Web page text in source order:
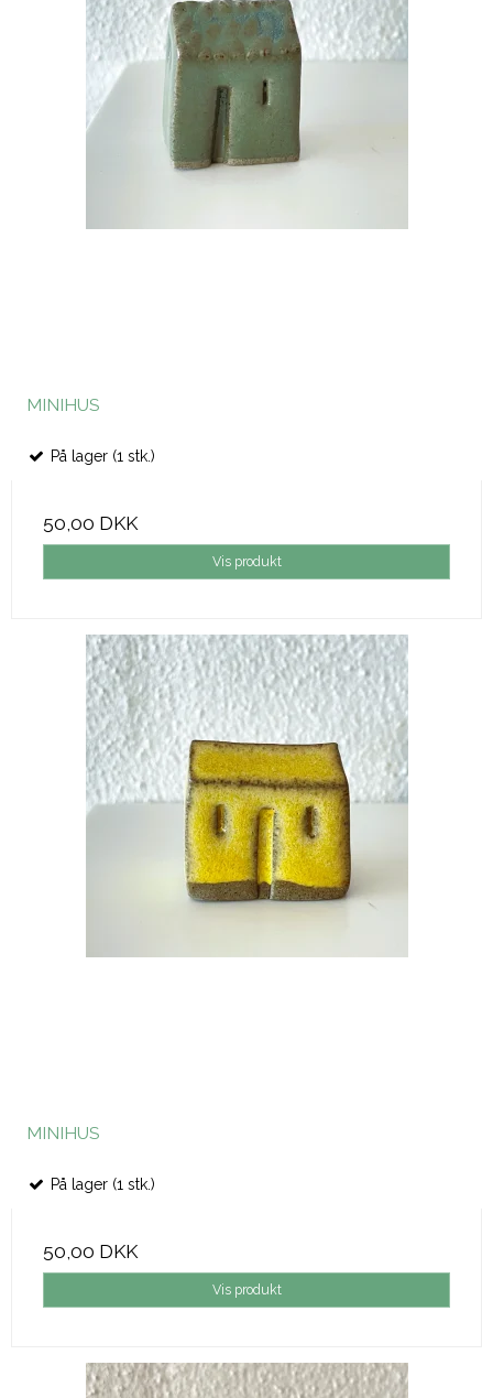
MINIHUS
På lager (1 stk.)
50,00 DKK
Vis produkt
MINIHUS
På lager (1 stk.)
50,00 DKK
Vis produkt